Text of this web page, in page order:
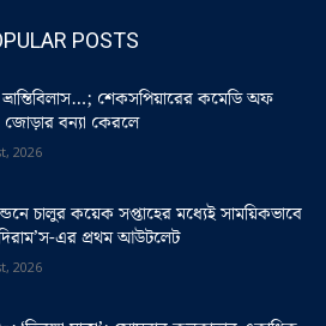
POSTS
শেকসপিয়ারের কমেডি অফ
বন্যা কেরলে
2026
চালুর কয়েক সপ্তাহের মধ্যেই সাময়িকভাবে
এর প্রথম আউটলেট
2026